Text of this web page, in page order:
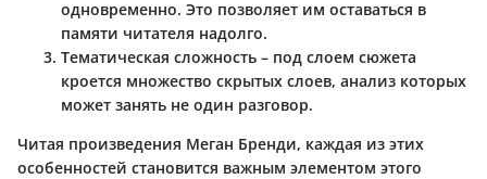
одновременно. Это позволяет им оставаться в
памяти читателя надолго.
Тематическая сложность – под слоем сюжета
кроется множество скрытых слоев, анализ которых
может занять не один разговор.
Читая произведения Меган Бренди, каждая из этих
особенностей становится важным элементом этого